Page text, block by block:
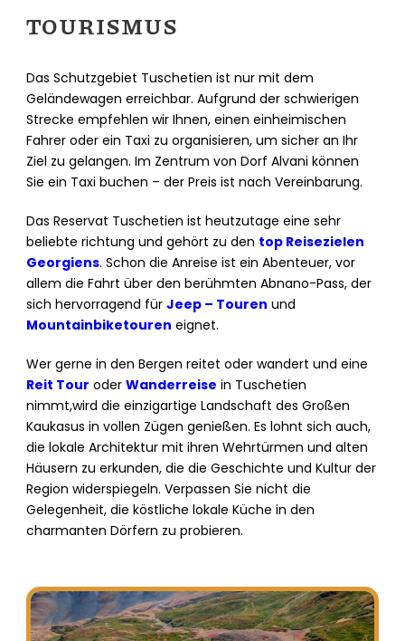
TOURISMUS
Das Schutzgebiet Tuschetien ist nur mit dem
Geländewagen erreichbar. Aufgrund der schwierigen
Strecke empfehlen wir Ihnen, einen einheimischen
Fahrer oder ein Taxi zu organisieren, um sicher an Ihr
Ziel zu gelangen. Im Zentrum von Dorf Alvani können
Sie ein Taxi buchen – der Preis ist nach Vereinbarung.
Das Reservat Tuschetien ist heutzutage eine sehr
beliebte richtung und gehört zu den top Reisezielen
Georgiens. Schon die Anreise ist ein Abenteuer, vor
allem die Fahrt über den berühmten Abnano-Pass, der
sich hervorragend für Jeep – Touren und
Mountainbiketouren eignet.
Wer gerne in den Bergen reitet oder wandert und eine
Reit Tour oder Wanderreise in Tuschetien
nimmt,wird die einzigartige Landschaft des Großen
Kaukasus in vollen Zügen genießen. Es lohnt sich auch,
die lokale Architektur mit ihren Wehrtürmen und alten
Häusern zu erkunden, die die Geschichte und Kultur der
Region widerspiegeln. Verpassen Sie nicht die
Gelegenheit, die köstliche lokale Küche in den
charmanten Dörfern zu probieren.